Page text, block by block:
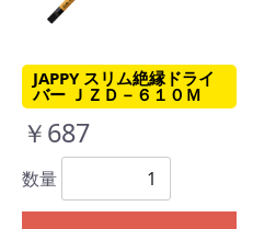
JAPPY スリム絶縁ドライ
バー ＪＺＤ－６１０Ｍ
￥687
数量